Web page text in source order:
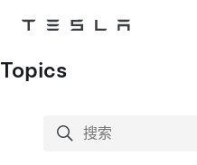
Tesla
Topics
搜索
搜索